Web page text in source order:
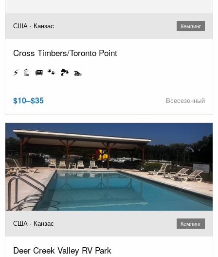
США · Канзас Кемпинг
Cross Timbers/Toronto Point
⚡ 🚿 🚐 🐾 🏞️ 🏊
$10–$35 Всесезонный
США · Канзас Кемпинг
Deer Creek Valley RV Park